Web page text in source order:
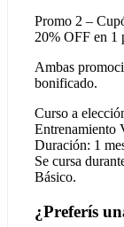
Promo 2 –
20% OFF en
Ambas
bonificado.
Curso a
Entrenamiento
Duración: 1
Se cursa
Básico.
¿Preferís